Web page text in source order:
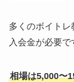
多くのボイト
入会金が必要で
相場は5,000〜